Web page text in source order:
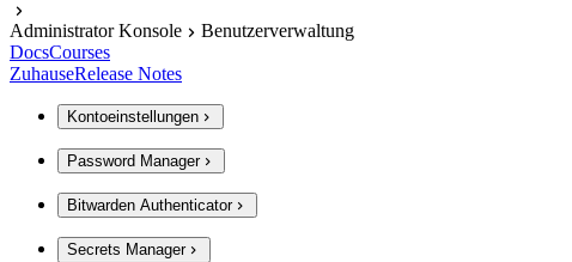
Administrator Konsole
Benutzerverwaltung
DocsCourses
ZuhauseRelease Notes
Kontoeinstellungen
Password Manager
Bitwarden Authenticator
Secrets Manager